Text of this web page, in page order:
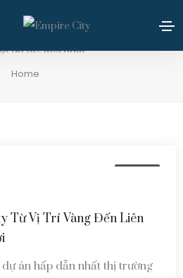
Tin tức
tin tức mới nhất
Home
Từ Vị Trí Vàng Đến Liên
án hấp dẫn nhất thị trường